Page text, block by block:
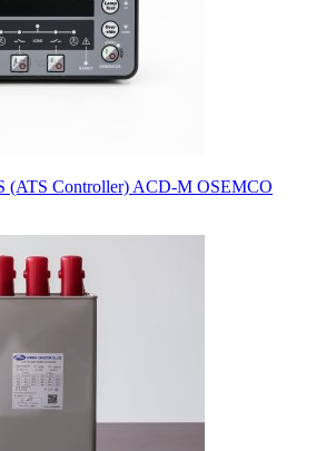
(ATS Controller) ACD-M OSEMCO